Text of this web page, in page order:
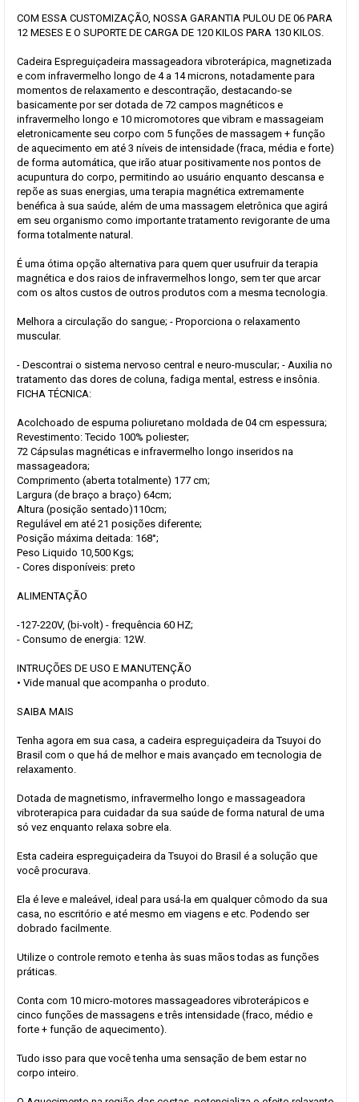
COM ESSA CUSTOMIZAÇÃO, NOSSA GARANTIA PULOU DE 06 PARA
12 MESES E O SUPORTE DE CARGA DE 120 KILOS PARA 130 KILOS.
Cadeira Espreguiçadeira massageadora vibroterápica, magnetizada
e com infravermelho longo de 4 a 14 microns, notadamente para
momentos de relaxamento e descontração, destacando-se
basicamente por ser dotada de 72 campos magnéticos e
infravermelho longo e 10 micromotores que vibram e massageiam
eletronicamente seu corpo com 5 funções de massagem + função
de aquecimento em até 3 níveis de intensidade (fraca, média e forte)
de forma automática, que irão atuar positivamente nos pontos de
acupuntura do corpo, permitindo ao usuário enquanto descansa e
repõe as suas energias, uma terapia magnética extremamente
benéfica à sua saúde, além de uma massagem eletrônica que agirá
em seu organismo como importante tratamento revigorante de uma
forma totalmente natural.
É uma ótima opção alternativa para quem quer usufruir da terapia
magnética e dos raios de infravermelhos longo, sem ter que arcar
com os altos custos de outros produtos com a mesma tecnologia.
Melhora a circulação do sangue; - Proporciona o relaxamento
muscular.
- Descontrai o sistema nervoso central e neuro-muscular; - Auxilia no
tratamento das dores de coluna, fadiga mental, estress e insônia.
FICHA TÉCNICA:
Acolchoado de espuma poliuretano moldada de 04 cm espessura;
Revestimento: Tecido 100% poliester;
72 Cápsulas magnéticas e infravermelho longo inseridos na
massageadora;
Comprimento (aberta totalmente) 177 cm;
Largura (de braço a braço) 64cm;
Altura (posição sentado)110cm;
Regulável em até 21 posições diferente;
Posição máxima deitada: 168°;
Peso Liquido 10,500 Kgs;
- Cores disponíveis: preto
ALIMENTAÇÃO
-127-220V, (bi-volt) - frequência 60 HZ;
- Consumo de energia: 12W.
INTRUÇÕES DE USO E MANUTENÇÃO
• Vide manual que acompanha o produto.
SAIBA MAIS
Tenha agora em sua casa, a cadeira espreguiçadeira da Tsuyoi do
Brasil com o que há de melhor e mais avançado em tecnologia de
relaxamento.
Dotada de magnetismo, infravermelho longo e massageadora
vibroterapica para cuidadar da sua saúde de forma natural de uma
só vez enquanto relaxa sobre ela.
Esta cadeira espreguiçadeira da Tsuyoi do Brasil é a solução que
você procurava.
Ela é leve e maleável, ideal para usá-la em qualquer cômodo da sua
casa, no escritório e até mesmo em viagens e etc. Podendo ser
dobrado facilmente.
Utilize o controle remoto e tenha às suas mãos todas as funções
práticas.
Conta com 10 micro-motores massageadores vibroterápicos e
cinco funções de massagens e três intensidade (fraco, médio e
forte + função de aquecimento).
Tudo isso para que você tenha uma sensação de bem estar no
corpo inteiro.